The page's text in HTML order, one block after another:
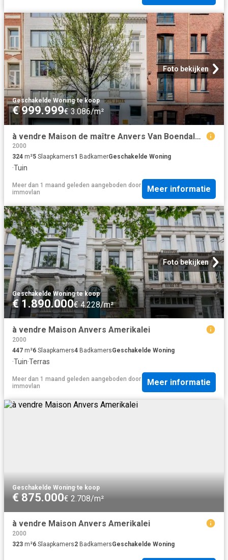
Foto bekijken
Geschakelde Woning·te koop
€ 999.999€ 3.086/m²
à vendre Maison de maître Anvers Van Boendalestraat
2000
324 m²5 Slaapkamers1 BadkamerGeschakelde Woning
·Tuin
Meer dan 1 maand geleden aangeboden door
immovlan
Meer informatie
Foto bekijken
Geschakelde Woning·te koop
€ 1.890.000€ 4.228/m²
à vendre Maison Anvers Amerikalei
2000
447 m²6 Slaapkamers4 BadkamersGeschakelde Woning
·Tuin·Terras
Meer dan 1 maand geleden aangeboden door
immovlan
Meer informatie
Geschakelde Woning·te koop
€ 875.000€ 2.708/m²
à vendre Maison Anvers Amerikalei
2000
323 m²6 Slaapkamers2 BadkamersGeschakelde Woning